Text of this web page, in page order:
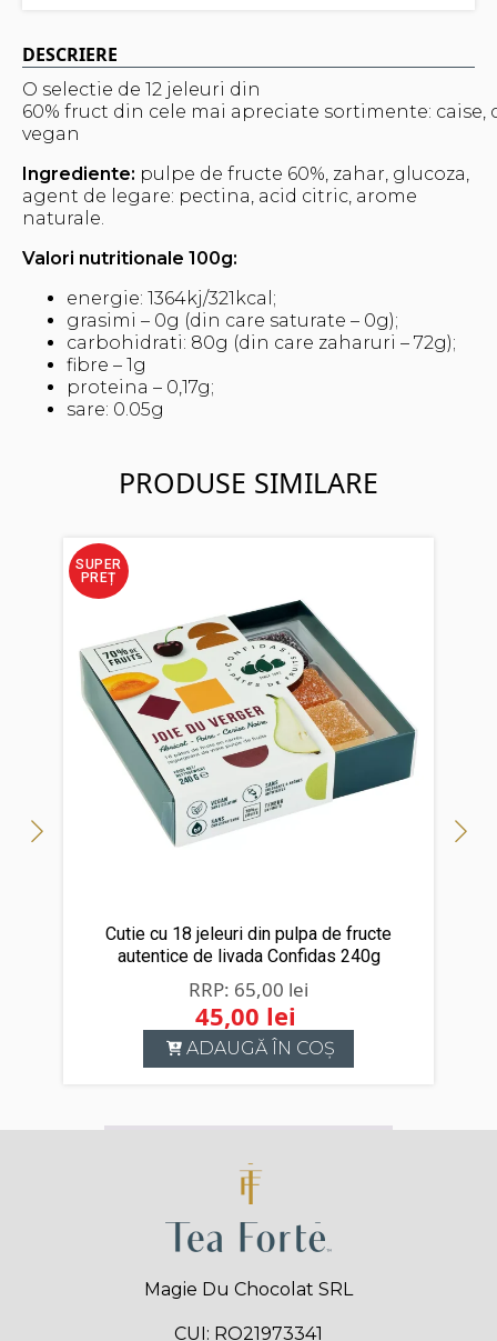
DESCRIERE
O selectie de 12 jeleuri din
60% fruct din cele mai apreciate sortimente:
vegan
Ingrediente: pulpe de fructe 60%, zahar, glucoza,
agent de legare: pectina, acid citric, arome
naturale.
Valori nutritionale 100g:
energie: 1364kj/321kcal;
grasimi – 0g (din care saturate – 0g);
carbohidrati: 80g (din care zaharuri – 72g);
fibre – 1g
proteina – 0,17g;
sare: 0.05g
PRODUSE SIMILARE
SUPER
PREȚ
Cutie cu 18 jeleuri din pulpa de fructe
autentice de livada Confidas 240g
65,00 lei
Prețul
inițial
fost:
65,00 lei.
45,00 lei
Prețul
curent
45,00 lei.
ADAUGĂ ÎN COȘ
Magie Du Chocolat SRL
CUI: RO21973341